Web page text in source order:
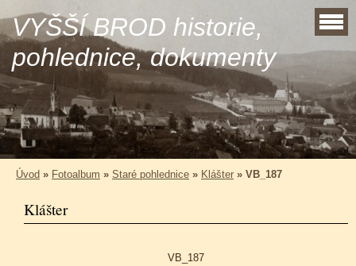
VYŠŠÍ BROD historie,
pohlednice, dokumenty
Úvod » Fotoalbum » Staré pohlednice » Klášter » VB_187
Klášter
VB_187